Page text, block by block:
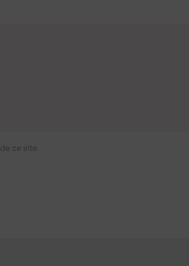
de ce site.